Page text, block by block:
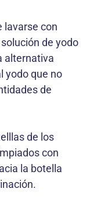
lavarse con
de yodo
alternativa
yodo que no
de
de los
con
la botella